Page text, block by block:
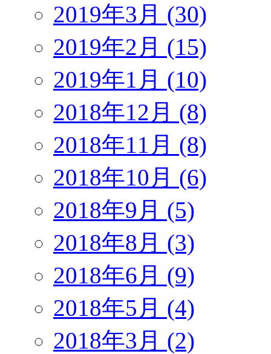
2019年3月 (30)
2019年2月 (15)
2019年1月 (10)
2018年12月 (8)
2018年11月 (8)
2018年10月 (6)
2018年9月 (5)
2018年8月 (3)
2018年6月 (9)
2018年5月 (4)
2018年3月 (2)